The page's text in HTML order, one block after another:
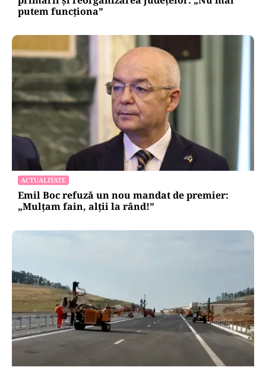
putem funcționa”
ACTUALITATE
Emil Boc refuză un nou mandat de premier:
„Mulțam fain, alții la rând!”